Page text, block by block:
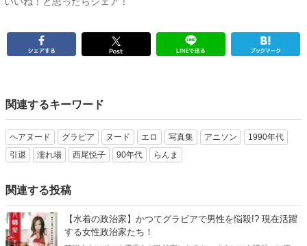
関連するキーワード
ヘアヌード グラビア ヌード エロ 写真集 アニソン
1990年代
引退
濡れ場 西尾悦子 90年代 らんま
関連する投稿
【水着の政治家】かつてグラビアで男性を悩殺!? 現在活躍
する女性政治家たち！